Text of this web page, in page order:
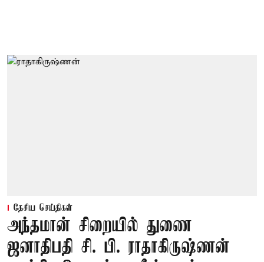
தேசிய செய்திகள்
அந்தமான் சிறையில் துணை
ஜனாதிபதி சி. பி. ராதாகிருஷ்ணன்